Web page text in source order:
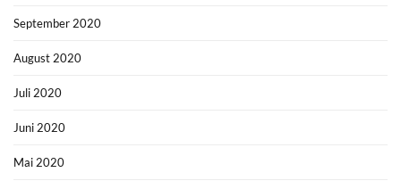
September 2020
August 2020
Juli 2020
Juni 2020
Mai 2020